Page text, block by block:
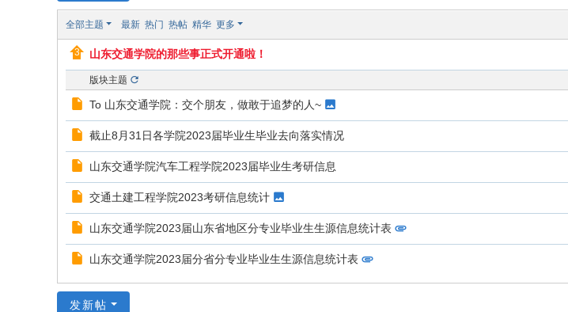
儿
全部主题 最新 热门 热帖 精华 更多
山东交通学院的那些事正式开通啦！
版块主题
To 山东交通学院：交个朋友，做敢于追梦的人~
截止8月31日各学院2023届毕业生毕业去向落实情况
山东交通学院汽车工程学院2023届毕业生考研信息
交通土建工程学院2023考研信息统计
山东交通学院2023届山东省地区分专业毕业生生源信息统计表
山东交通学院2023届分省分专业毕业生生源信息统计表
发新帖